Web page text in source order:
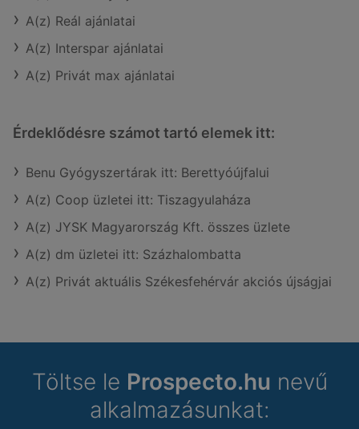
A(z) Reál ajánlatai
A(z) Interspar ajánlatai
A(z) Privát max ajánlatai
Érdeklődésre számot tartó elemek itt:
Benu Gyógyszertárak itt: Berettyóújfalui
A(z) Coop üzletei itt: Tiszagyulaháza
A(z) JYSK Magyarország Kft. összes üzlete
A(z) dm üzletei itt: Százhalombatta
A(z) Privát aktuális Székesfehérvár akciós újságjai
Töltse le Prospecto.hu nevű
alkalmazásunkat: